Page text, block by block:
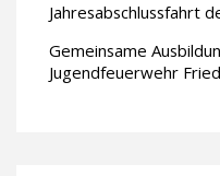
Jahresabschlussfahrt
Gemeinsame
Jugendfeuerwehr